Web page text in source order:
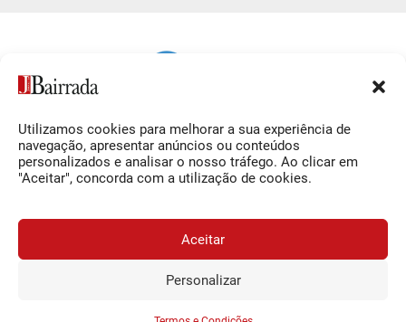
Utilizamos cookies para melhorar a sua experiência de
navegação, apresentar anúncios ou conteúdos
personalizados e analisar o nosso tráfego. Ao clicar em
"Aceitar", concorda com a utilização de cookies.
Aceitar
Personalizar
Siga-nos
Facebook
O Jornal da Bairrada
Contactos
Termos e Condições
© 2026 Jornal da Bairrada